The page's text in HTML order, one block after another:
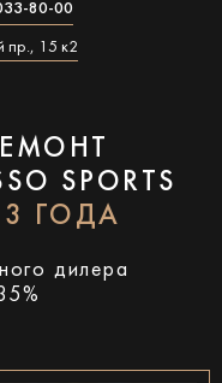
80-00
пр., 15 к2
SPORTS
3 ГОДА
дилера